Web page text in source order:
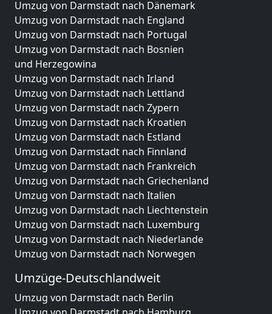
Umzug von Darmstadt nach Dänemark
Umzug von Darmstadt nach England
Umzug von Darmstadt nach Portugal
Umzug von Darmstadt nach Bosnien
und Herzegowina
Umzug von Darmstadt nach Irland
Umzug von Darmstadt nach Lettland
Umzug von Darmstadt nach Zypern
Umzug von Darmstadt nach Kroatien
Umzug von Darmstadt nach Estland
Umzug von Darmstadt nach Finnland
Umzug von Darmstadt nach Frankreich
Umzug von Darmstadt nach Griechenland
Umzug von Darmstadt nach Italien
Umzug von Darmstadt nach Liechtenstein
Umzug von Darmstadt nach Luxemburg
Umzug von Darmstadt nach Niederlande
Umzug von Darmstadt nach Norwegen
Umzüge-Deutschlandweit
Umzug von Darmstadt nach Berlin